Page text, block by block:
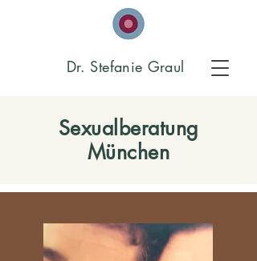
Dr. Stefanie Graul
Sexualberatung
München